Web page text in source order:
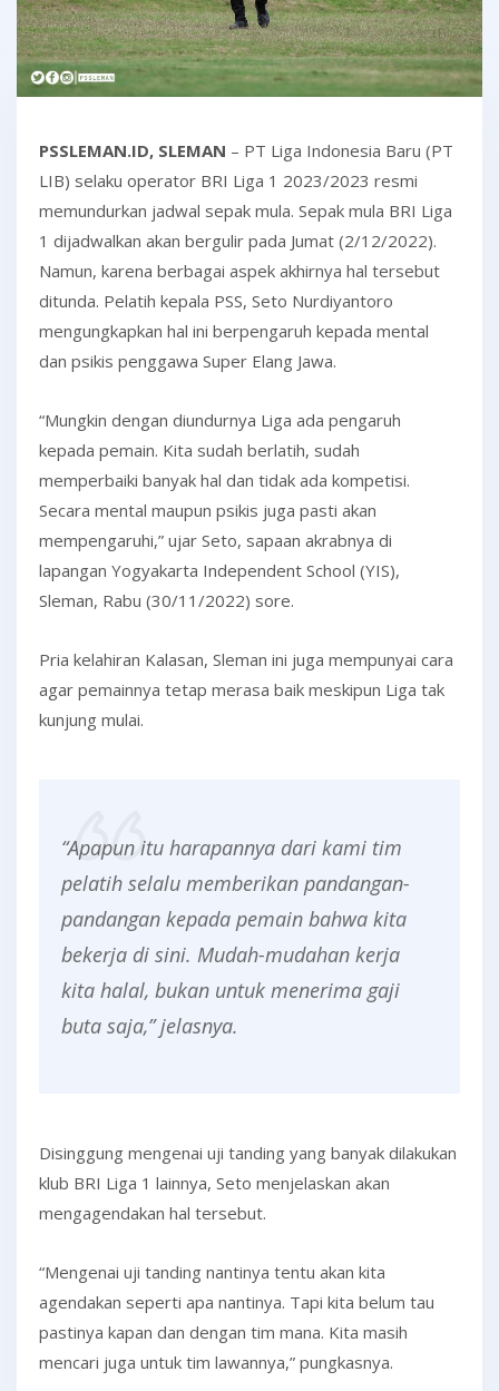
PSSLEMAN.ID, SLEMAN – PT Liga Indonesia Baru (PT
LIB) selaku operator BRI Liga 1 2023/2023 resmi
memundurkan jadwal sepak mula. Sepak mula BRI Liga
1 dijadwalkan akan bergulir pada Jumat (2/12/2022).
Namun, karena berbagai aspek akhirnya hal tersebut
ditunda. Pelatih kepala PSS, Seto Nurdiyantoro
mengungkapkan hal ini berpengaruh kepada mental
dan psikis penggawa Super Elang Jawa.
“Mungkin dengan diundurnya Liga ada pengaruh
kepada pemain. Kita sudah berlatih, sudah
memperbaiki banyak hal dan tidak ada kompetisi.
Secara mental maupun psikis juga pasti akan
mempengaruhi,” ujar Seto, sapaan akrabnya di
lapangan Yogyakarta Independent School (YIS),
Sleman, Rabu (30/11/2022) sore.
Pria kelahiran Kalasan, Sleman ini juga mempunyai cara
agar pemainnya tetap merasa baik meskipun Liga tak
kunjung mulai.
“Apapun itu harapannya dari kami tim
pelatih selalu memberikan pandangan-
pandangan kepada pemain bahwa kita
bekerja di sini. Mudah-mudahan kerja
kita halal, bukan untuk menerima gaji
buta saja,” jelasnya.
Disinggung mengenai uji tanding yang banyak dilakukan
klub BRI Liga 1 lainnya, Seto menjelaskan akan
mengagendakan hal tersebut.
“Mengenai uji tanding nantinya tentu akan kita
agendakan seperti apa nantinya. Tapi kita belum tau
pastinya kapan dan dengan tim mana. Kita masih
mencari juga untuk tim lawannya,” pungkasnya.